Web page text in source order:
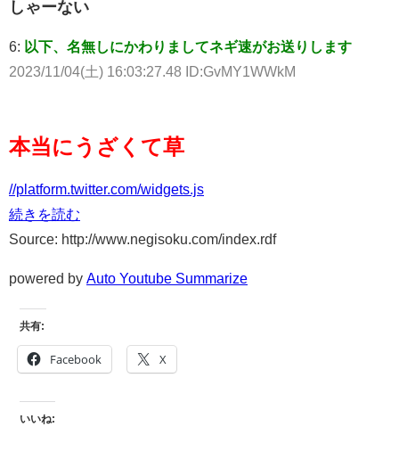
しゃーない
6: 以下、名無しにかわりましてネギ速がお送りします
2023/11/04(土) 16:03:27.48 ID:GvMY1WWkM
本当にうざくて草
//platform.twitter.com/widgets.js
続きを読む
Source: http://www.negisoku.com/index.rdf
powered by Auto Youtube Summarize
共有:
Facebook X
いいね: